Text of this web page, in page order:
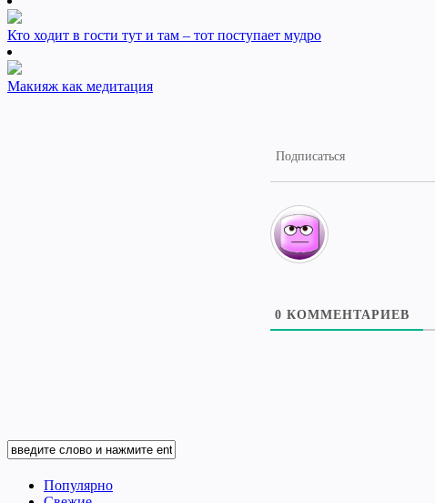
Кто ходит в гости тут и там – тот поступает мудро
Макияж как медитация
Подписаться
0 КОММЕНТАРИЕВ
Популярно